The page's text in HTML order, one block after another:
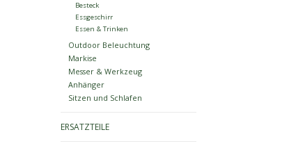
Besteck
Essgeschirr
Essen & Trinken
Outdoor Beleuchtung
Markise
Messer & Werkzeug
Anhänger
Sitzen und Schlafen
ERSATZTEILE